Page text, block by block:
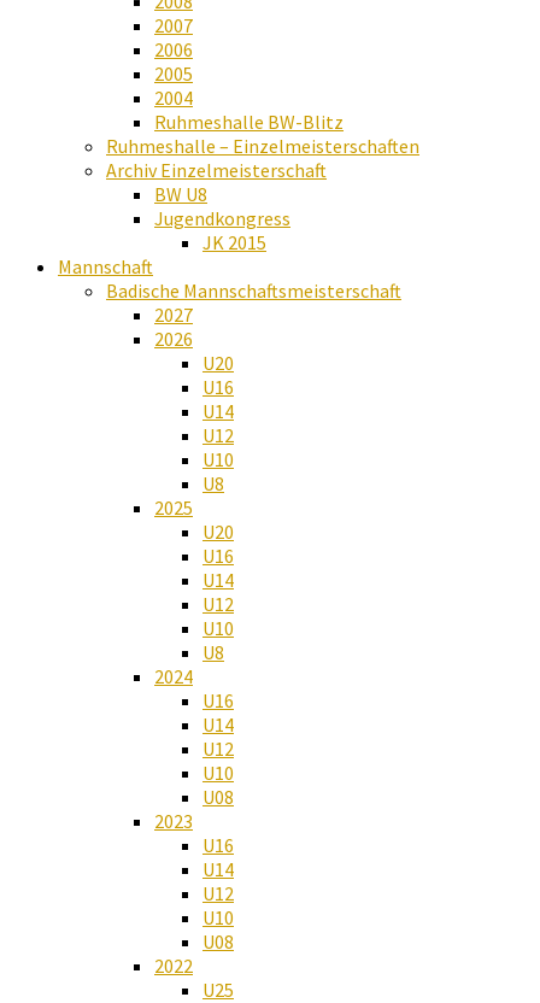
2007
2006
2005
2004
Ruhmeshalle BW-Blitz
Ruhmeshalle – Einzelmeisterschaften
Archiv Einzelmeisterschaft
BW U8
Jugendkongress
JK 2015
Mannschaft
Badische Mannschaftsmeisterschaft
2027
2026
U20
U16
U14
U12
U10
U8
2025
U20
U16
U14
U12
U10
U8
2024
U16
U14
U12
U10
U08
2023
U16
U14
U12
U10
U08
2022
U25